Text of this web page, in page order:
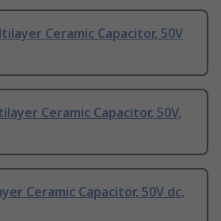
Ceramic Capacitor, 50V
Ceramic Capacitor, 50V,
Ceramic Capacitor, 50V dc,